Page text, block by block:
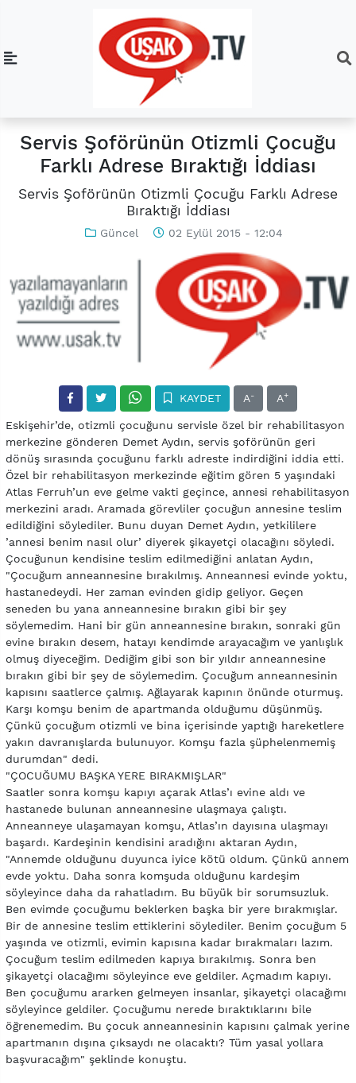
Servis Şoförünün Otizmli Çocuğu
Farklı Adrese Bıraktığı İddiası
Servis Şoförünün Otizmli Çocuğu Farklı Adrese
Bıraktığı İddiası
Güncel 02 Eylül 2015 - 12:04
KAYDET A- A+
Eskişehir’de, otizmli çocuğunu servisle özel bir rehabilitasyon
merkezine gönderen Demet Aydın, servis şoförünün geri
dönüş sırasında çocuğunu farklı adreste indirdiğini iddia etti.
Özel bir rehabilitasyon merkezinde eğitim gören 5 yaşındaki
Atlas Ferruh’un eve gelme vakti geçince, annesi rehabilitasyon
merkezini aradı. Aramada görevliler çocuğun annesine teslim
edildiğini söylediler. Bunu duyan Demet Aydın, yetkililere
’annesi benim nasıl olur’ diyerek şikayetçi olacağını söyledi.
Çocuğunun kendisine teslim edilmediğini anlatan Aydın,
"Çocuğum anneannesine bırakılmış. Anneannesi evinde yoktu,
hastanedeydi. Her zaman evinden gidip geliyor. Geçen
seneden bu yana anneannesine bırakın gibi bir şey
söylemedim. Hani bir gün anneannesine bırakın, sonraki gün
evine bırakın desem, hatayı kendimde arayacağım ve yanlışlık
olmuş diyeceğim. Dediğim gibi son bir yıldır anneannesine
bırakın gibi bir şey de söylemedim. Çocuğum anneannesinin
kapısını saatlerce çalmış. Ağlayarak kapının önünde oturmuş.
Karşı komşu benim de apartmanda olduğumu düşünmüş.
Çünkü çocuğum otizmli ve bina içerisinde yaptığı hareketlere
yakın davranışlarda bulunuyor. Komşu fazla şüphelenmemiş
durumdan" dedi.
"ÇOCUĞUMU BAŞKA YERE BIRAKMIŞLAR"
Saatler sonra komşu kapıyı açarak Atlas’ı evine aldı ve
hastanede bulunan anneannesine ulaşmaya çalıştı.
Anneanneye ulaşamayan komşu, Atlas’ın dayısına ulaşmayı
başardı. Kardeşinin kendisini aradığını aktaran Aydın,
"Annemde olduğunu duyunca iyice kötü oldum. Çünkü annem
evde yoktu. Daha sonra komşuda olduğunu kardeşim
söyleyince daha da rahatladım. Bu büyük bir sorumsuzluk.
Ben evimde çocuğumu beklerken başka bir yere bırakmışlar.
Bir de annesine teslim ettiklerini söylediler. Benim çocuğum 5
yaşında ve otizmli, evimin kapısına kadar bırakmaları lazım.
Çocuğum teslim edilmeden kapıya bırakılmış. Sonra ben
şikayetçi olacağımı söyleyince eve geldiler. Açmadım kapıyı.
Ben çocuğumu ararken gelmeyen insanlar, şikayetçi olacağımı
söyleyince geldiler. Çocuğumu nerede bıraktıklarını bile
öğrenemedim. Bu çocuk anneannesinin kapısını çalmak yerine
apartmanın dışına çıksaydı ne olacaktı? Tüm yasal yollara
başvuracağım" şeklinde konuştu.